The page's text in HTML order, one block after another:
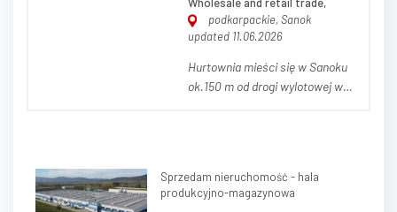
podkarpackie, Sanok
updated 11.06.2026
Hurtownia mieści się w Sanoku
ok.150 m od drogi wylotowej w
dwa magazyny, jeden z nich
połączony jest z częścią
Sprzedam nieruchomość - hala
produkcyjno-magazynowa